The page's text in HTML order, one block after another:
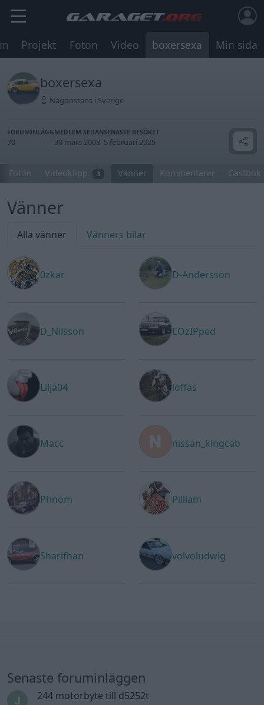
Projekt Foton Video boxersexa Min sida
boxersexa
Någonstans i Sverige
FORUMINLÄGG
70
MEDLEM SEDAN
30 mars 2008
SENASTE BESÖKET
5 februari 2025
Foton Videoklipp 3 Vänner Kommentarer Gästbok
Vänner
Alla vänner Vänners bilar
0zkar D-Andersson
D_Nilsson EOzIPped
Lilja04 loffas
Macc nissan_kingcab
Phnom Pilliam
Sharifhan volvoludwig
Senaste foruminläggen
244 motorbyte till d5252t